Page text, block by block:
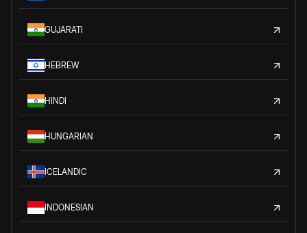
GUJARATI
HEBREW
HINDI
HUNGARIAN
ICELANDIC
INDONESIAN